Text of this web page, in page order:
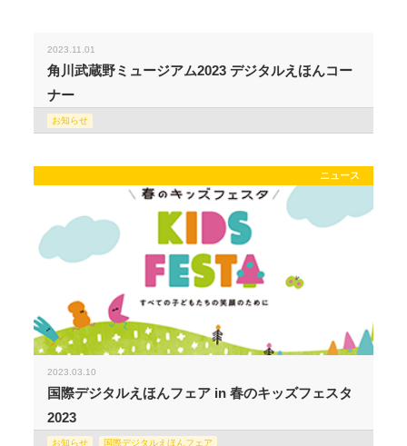
2023.11.01
角川武蔵野ミュージアム2023 デジタルえほんコー
ナー
お知らせ
ニュース
2023.03.10
国際デジタルえほんフェア in 春のキッズフェスタ
2023
お知らせ 国際デジタルえほんフェア